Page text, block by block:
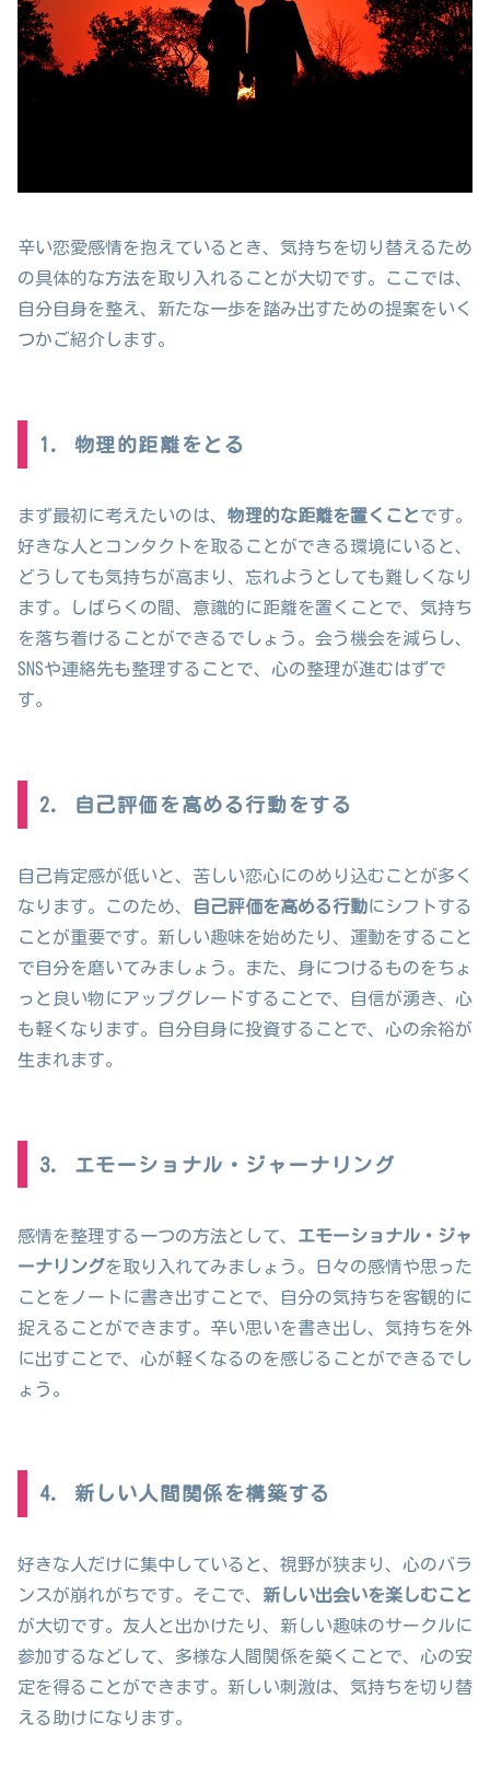
辛い恋愛感情を抱えているとき、気持ちを切り替えるため
の具体的な方法を取り入れることが大切です。ここでは、
自分自身を整え、新たな一歩を踏み出すための提案をいく
つかご紹介します。
1. 物理的距離をとる
まず最初に考えたいのは、 物理的な距離を置くことです。
好きな人とコンタクトを取ることができる環境にいると、
どうしても気持ちが高まり、忘れようとしても難しくなり
ます。しばらくの間、意識的に距離を置くことで、気持ち
を落ち着けることができるでしょう。会う機会を減らし、
SNSや連絡先も整理することで、心の整理が進むはずで
す。
2. 自己評価を高める行動をする
自己肯定感が低いと、苦しい恋心にのめり込むことが多く
なります。このため、
自己評価を高める行動にシフトする
ことが重要です。新しい趣味を始めたり、運動をすること
で自分を磨いてみましょう。また、身につけるものをちょ
っと良い物にアップグレードすることで、自信が湧き、心
も軽くなります。自分自身に投資することで、心の余裕が
生まれます。
3. エモーショナル・ジャーナリング
感情を整理する一つの方法として、 エモーショナル・ジャ
ーナリングを取り入れてみましょう。日々の感情や思った
ことをノートに書き出すことで、自分の気持ちを客観的に
捉えることができます。辛い思いを書き出し、気持ちを外
に出すことで、心が軽くなるのを感じることができるでし
ょう。
4. 新しい人間関係を構築する
好きな人だけに集中していると、視野が狭まり、心のバラ
ンスが崩れがちです。そこで、 新しい出会いを楽しむこと
が大切です。友人と出かけたり、新しい趣味のサークルに
参加するなどして、多様な人間関係を築くことで、心の安
定を得ることができます。新しい刺激は、気持ちを切り替
える助けになります。